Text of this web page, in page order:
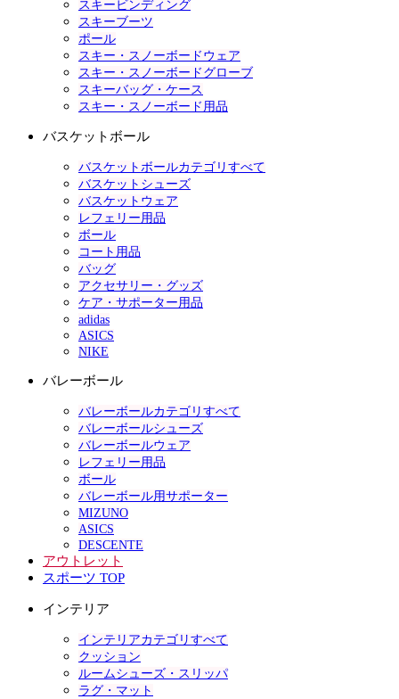
スキービンディング
スキーブーツ
ポール
スキー・スノーボードウェア
スキー・スノーボードグローブ
スキーバッグ・ケース
スキー・スノーボード用品
バスケットボール
バスケットボールカテゴリすべて
バスケットシューズ
バスケットウェア
レフェリー用品
ボール
コート用品
バッグ
アクセサリー・グッズ
ケア・サポーター用品
adidas
ASICS
NIKE
バレーボール
バレーボールカテゴリすべて
バレーボールシューズ
バレーボールウェア
レフェリー用品
ボール
バレーボール用サポーター
MIZUNO
ASICS
DESCENTE
アウトレット
スポーツ TOP
インテリア
インテリアカテゴリすべて
クッション
ルームシューズ・スリッパ
ラグ・マット